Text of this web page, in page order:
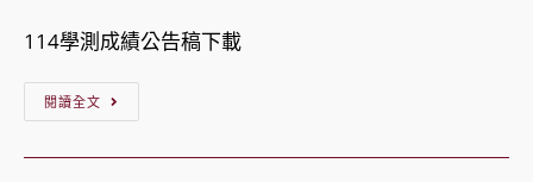
優
良
課
程
114學測成績公告稿下載
閱讀全文
中